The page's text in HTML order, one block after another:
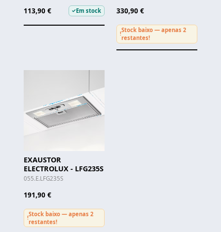
113,90 € ✓Em stock 330,90 €
!
Stock baixo — apenas 2
restantes!
EXAUSTOR
ELECTROLUX - LFG235S
055.E.LFG235S
191,90 €
!
Stock baixo — apenas 2
restantes!